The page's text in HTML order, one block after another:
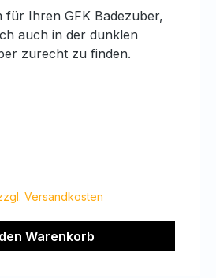
für Ihren GFK Badezuber,
auch in der dunklen
zurecht zu finden.
Versandkosten
Warenkorb